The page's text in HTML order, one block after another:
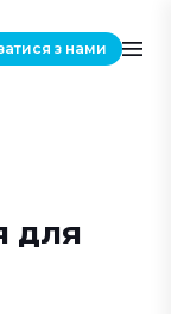
з нами
для